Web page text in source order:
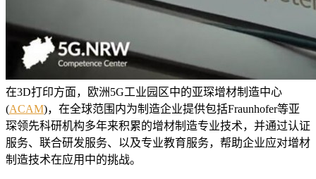
在3D打印方面，欧洲5G工业园区中的亚琛增材制造中心
(ACAM)，在全球范围内为制造企业提供包括Fraunhofer等亚
琛领先科研机构多年来积累的增材制造专业技术，并通过认证
服务、联合研发服务、以及专业教育服务，帮助企业应对增材
制造技术在应用中的挑战。